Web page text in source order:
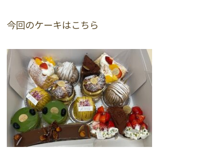
今回のケーキはこちら